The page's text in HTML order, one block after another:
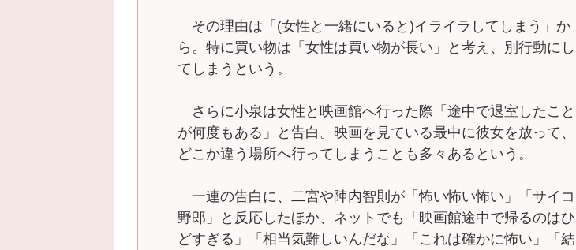
その理由は「(女性と一緒にいると)イライラしてしまう」か
ら。特に買い物は「女性は買い物が長い」と考え、別行動にし
てしまうという。
さらに小泉は女性と映画館へ行った際「途中で退室したこと
が何度もある」と告白。映画を見ている最中に彼女を放って、
どこか違う場所へ行ってしまうことも多々あるという。
一連の告白に、二宮や陣内智則が「怖い怖い怖い」「サイコ
野郎」と反応したほか、ネットでも「映画館途中で帰るのはひ
どすぎる」「相当気難しいんだな」「これは確かに怖い」「結